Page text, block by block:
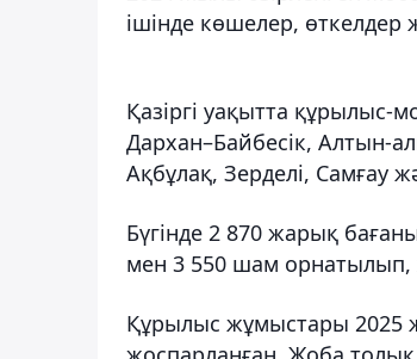
ішінде көшелер, өткелдер
Қазіргі уақытта
Дархан–Байбесік, Алтын-
Ақбұлақ, Зерделі, Самғау
Бүгінде 2 870 жарық
мен 3 550 шам орнатылып,
Құрылыс жұмыстары 2025